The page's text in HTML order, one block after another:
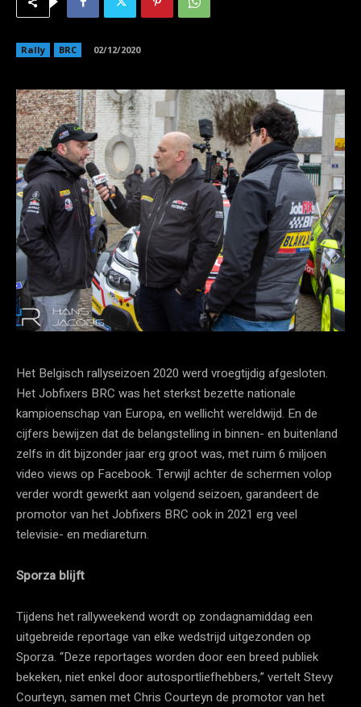
Rally BRC 02/12/2020
Het Belgisch rallyseizoen 2020 werd vroegtijdig afgesloten.
Het Jobfixers BRC was het sterkst bezette nationale
kampioenschap van Europa, en wellicht wereldwijd. En de
cijfers bewijzen dat de belangstelling in binnen- en buitenland
zelfs in dit bijzonder jaar erg groot was, met ruim 6 miljoen
video views op Facebook. Terwijl achter de schermen volop
verder wordt gewerkt aan volgend seizoen, garandeert de
promotor van het Jobfixers BRC ook in 2021 erg veel
televisie- en mediareturn.
Sporza blijft
Tijdens het rallyweekend wordt op zondagnamiddag een
uitgebreide reportage van elke wedstrijd uitgezonden op
Sporza. “Deze reportages worden door een breed publiek
bekeken, niet enkel door autosportliefhebbers,” vertelt Stevy
Courteyn, samen met Chris Courteyn de promotor van het